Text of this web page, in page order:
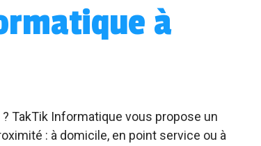
à
TakTik Informatique vous propose un
: à domicile, en point service ou à